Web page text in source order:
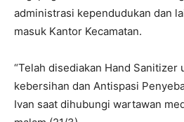
administrasi kependudukan dan
masuk Kantor Kecamatan.
“Telah disediakan Hand Sanitizer
kebersihan dan Antispasi
Ivan saat dihubungi wartawan